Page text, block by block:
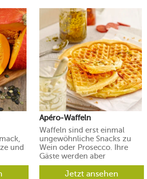
und
Apéro-Waffeln
Waffeln sind erst einmal
ungewöhnliche Snacks zu
Wein oder Prosecco. Ihre
Gäste werden aber
begeistert sein.
Jetzt ansehen